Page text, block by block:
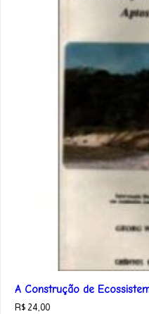
A Construção de
R$ 24,00